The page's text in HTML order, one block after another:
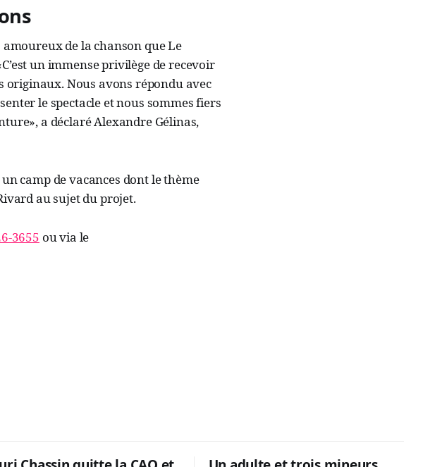
amoureux de la chanson que Le
un immense privilège de recevoir
originaux. Nous avons répondu avec
le spectacle et nous sommes fiers
a déclaré Alexandre Gélinas,
camp de vacances dont le thème
au sujet du projet.
3655 ou via le